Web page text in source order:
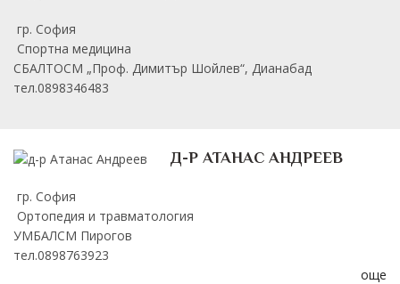
гр. София
Спортна медицина
СБАЛТОСМ „Проф. Димитър Шойлев“, Дианабад
тел.0898346483
Д-Р АТАНАС АНДРЕЕВ
гр. София
Ортопедия и травматология
УМБАЛСМ Пирогов
тел.0898763923
още